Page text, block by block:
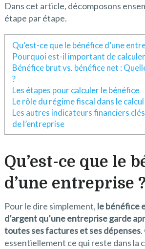
Dans cet article, décomposons
étape par étape.
Qu’est-ce que le bénéfice d’une
Pourquoi est-il important de
Bénéfice brut vs. bénéfice net :
?
Les étapes pour calculer le bénéfice
Le rôle du régime fiscal dans le
Les autres indicateurs financiers
de l’entreprise
Qu’est-ce que le
d’une entreprise
Pour le dire simplement, le bénéfice
d’argent qu’une entreprise garde
toutes ses factures et ses dépenses.
essentiellement ce qui reste dans la